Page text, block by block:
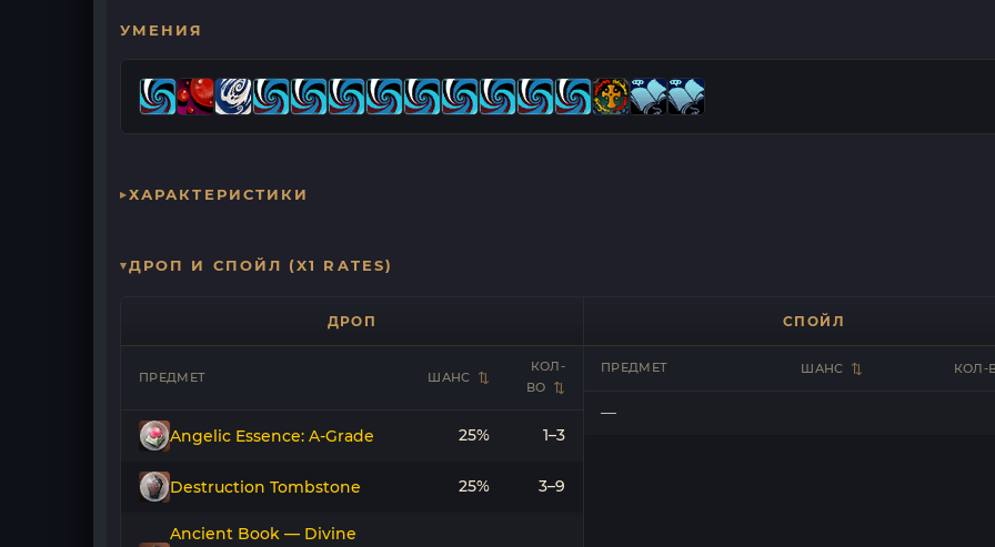
УМЕНИЯ
ХАРАКТЕРИСТИКИ
ДРОП И СПОЙЛ (X1 RATES)
ДРОП
ПРЕДМЕТ ШАНС
КОЛ-
ВО
Angelic Essence: A-Grade 25% 1–3
Destruction Tombstone 25% 3–9
Ancient Book — Divine
СПОЙЛ
ПРЕДМЕТ ШАНС КОЛ-
—